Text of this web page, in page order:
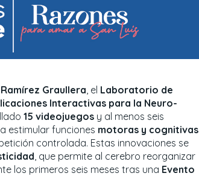
Graullera , el Laboratorio de
Interactivas para la Neuro-
15 videojuegosy al menos seis
estimular funciones motoras y cognitivas
controlada. Estas innovaciones se
, que permite al cerebro reorganizar
los primeros seis meses tras una Evento